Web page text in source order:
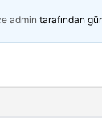
admin tarafından